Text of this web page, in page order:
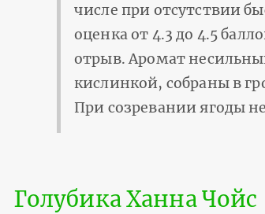
числе при отсутствии
оценка от 4.3 до 4.5
отрыв. Аромат
кислинкой, собраны в
При созревании ягоды
Голубика Ханна Чойс